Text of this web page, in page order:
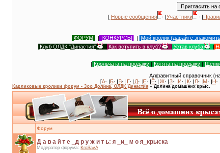
[ Новые сообщения · |Участники · |
ФОРУМ | КОНКУРСЫ | Мой кролик (давайте
Клуб ОЛДК "Династия"
| Как вступить в клуб? | Устав клуба |
| Крольчата на продажу | Котята на продажу |
Алфавитный справочник
[А· |Б· |В· |Г· |Д· |Е· |Ё· |Ж· |З· |И· |К· |Л· |М· |Н·
Карликовые кролики форум - Зоо Долина, ОЛДК Династия » Долина домашних крыс.
Форум
Д а в а й т е _д р у ж и т ь: я _и_ м о я_крыска
Модератор форума: KroSavA